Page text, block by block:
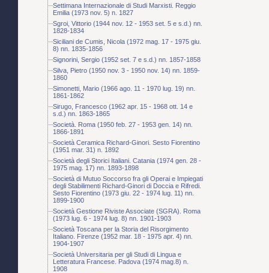
Settimana Internazionale di Studi Marxisti. Reggio
Emilia (1973 nov. 5) n. 1827
Sgroi, Vittorio (1944 nov. 12 - 1953 set. 5 e s.d.) nn.
1828-1834
Siciliani de Cumis, Nicola (1972 mag. 17 - 1975 giu.
8) nn. 1835-1856
Signorini, Sergio (1952 set. 7 e s.d.) nn. 1857-1858
Silva, Pietro (1950 nov. 3 - 1950 nov. 14) nn. 1859-
1860
Simonetti, Mario (1966 ago. 11 - 1970 lug. 19) nn.
1861-1862
Sirugo, Francesco (1962 apr. 15 - 1968 ott. 14 e
s.d.) nn. 1863-1865
Società. Roma (1950 feb. 27 - 1953 gen. 14) nn.
1866-1891
Società Ceramica Richard-Ginori. Sesto Fiorentino
(1951 mar. 31) n. 1892
Società degli Storici Italiani. Catania (1974 gen. 28 -
1975 mag. 17) nn. 1893-1898
Società di Mutuo Soccorso fra gli Operai e Impiegati
degli Stabilimenti Richard-Ginori di Doccia e Rifredi.
Sesto Fiorentino (1973 giu. 22 - 1974 lug. 11) nn.
1899-1900
Società Gestione Riviste Associate (SGRA). Roma
(1973 lug. 6 - 1974 lug. 8) nn. 1901-1903
Società Toscana per la Storia del Risorgimento
Italiano. Firenze (1952 mar. 18 - 1975 apr. 4) nn.
1904-1907
Società Universitaria per gli Studi di Lingua e
Letteratura Francese. Padova (1974 mag.8) n.
1908